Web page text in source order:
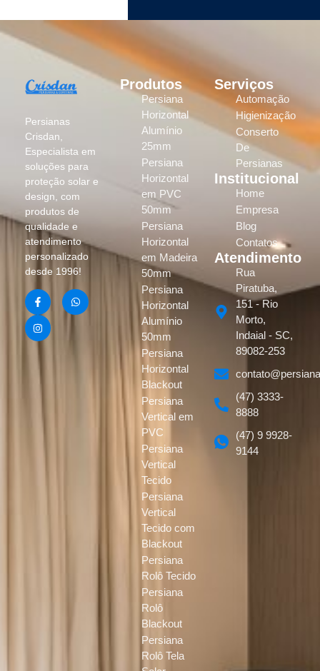
Persianas
Crisdan,
Especialista em
soluções para
proteção solar e
design, com
produtos de
qualidade e
atendimento
personalizado
desde 1996!
Produtos
Persiana
Horizontal
Alumínio
25mm
Persiana
Horizontal
em PVC
50mm
Persiana
Horizontal
em Madeira
50mm
Persiana
Horizontal
Alumínio
50mm
Persiana
Horizontal
Blackout
Persiana
Vertical em
PVC
Persiana
Vertical
Tecido
Persiana
Vertical
Tecido com
Blackout
Persiana
Rolô Tecido
Persiana
Rolô
Blackout
Persiana
Rolô Tela
Serviços
Automação
Higienização
Conserto
De
Persianas
Institucional
Home
Empresa
Blog
Contatos
Atendimento
Rua
Piratuba,
151 - Rio
Morto,
Indaial - SC,
89082-253
(47) 3333-
8888
(47) 9 9928-
9144